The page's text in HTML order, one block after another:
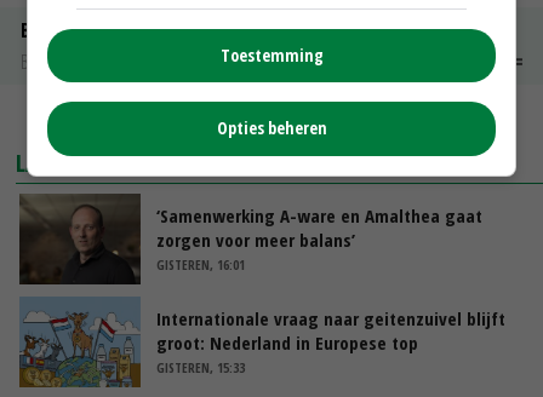
Boeren Gouda 12 kg
Boerenkaas
MEER MARKTPRIJZEN
LAATSTE NIEUWS
‘Samenwerking A-ware en Amalthea gaat
zorgen voor meer balans’
GISTEREN, 16:01
Internationale vraag naar geitenzuivel blijft
groot: Nederland in Europese top
GISTEREN, 15:33
Toestemming
Opties beheren